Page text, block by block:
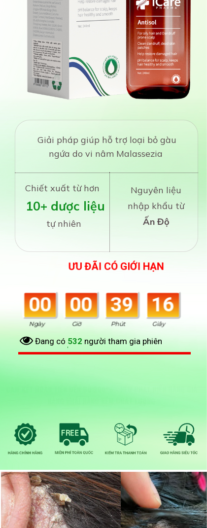
Giải pháp giúp hỗ trợ loại bỏ gàu
ngứa do vi nâm Malassezia
Chiết xuất từ hơn
10+ dược liệu
tự nhiên
Nguyên liệu
nhập khẩu từ
Ấn Độ
00 00 39 14
Ngày Giờ Phút Giây
ƯU ĐÃI CÓ GIỚI HẠN
Đang có 532 người tham gia phiên